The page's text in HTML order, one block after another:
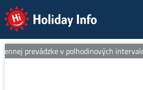
Holiday Info
prevádzke v polhodinových